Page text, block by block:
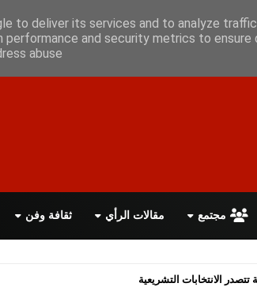
أعلن معانا اتصل بنا اقرأ الصحيفة PDF
مجتمع مقالات الرأي ثقافة وفن
رئاسة الحكومة البريطانية
to deliver its services and to analyze
performance and security metrics to
abuse.